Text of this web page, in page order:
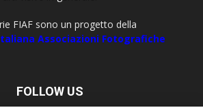
FIAF sono un progetto della
Associazioni Fotografiche
FOLLOW US